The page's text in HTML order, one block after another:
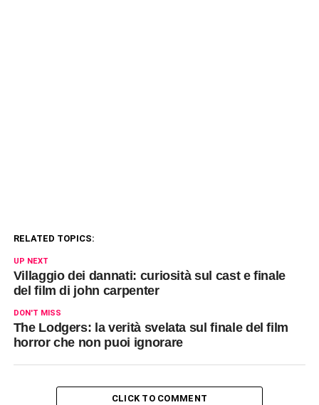
RELATED TOPICS:
UP NEXT
Villaggio dei dannati: curiosità sul cast e finale
del film di john carpenter
DON'T MISS
The Lodgers: la verità svelata sul finale del film
horror che non puoi ignorare
CLICK TO COMMENT